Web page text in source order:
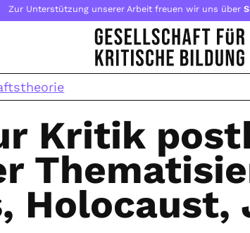
Zur Unterstützung unserer Arbeit freuen wir uns über
Kritik
Holocaust,